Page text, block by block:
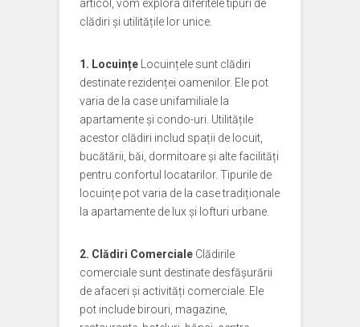
articol, vom explora diferitele tipuri de
clădiri și utilitățile lor unice.
1. Locuințe Locuințele sunt clădiri
destinate rezidenței oamenilor. Ele pot
varia de la case unifamiliale la
apartamente și condo-uri. Utilitățile
acestor clădiri includ spații de locuit,
bucătării, băi, dormitoare și alte facilități
pentru confortul locatarilor. Tipurile de
locuințe pot varia de la case tradiționale
la apartamente de lux și lofturi urbane.
2. Clădiri Comerciale Clădirile
comerciale sunt destinate desfășurării
de afaceri și activități comerciale. Ele
pot include birouri, magazine,